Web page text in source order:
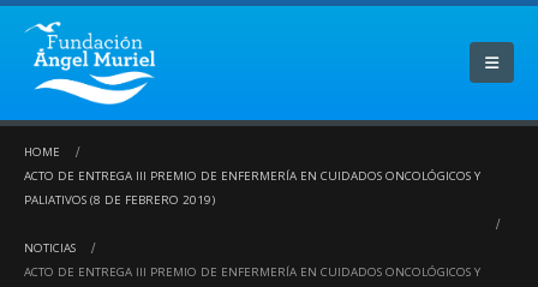
HOME
ACTO DE ENTREGA III PREMIO DE ENFERMERÍA EN CUIDADOS ONCOLÓGICOS Y
PALIATIVOS (8 DE FEBRERO 2019)
NOTICIAS
ACTO DE ENTREGA III PREMIO DE ENFERMERÍA EN CUIDADOS ONCOLÓGICOS Y